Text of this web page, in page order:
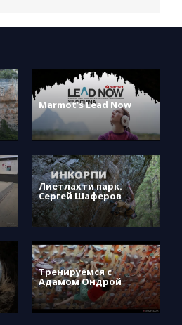
Marmot’s Lead Now
Лиетлахти парк.
Сергей Шаферов
Тренируемся с
Адамом Ондрой